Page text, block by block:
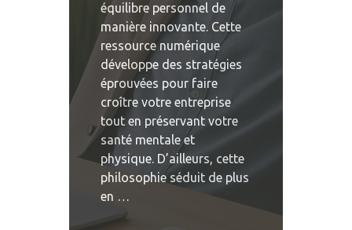
équilibre personnel de
manière innovante. Cette
ressource numérique
développe des stratégies
éprouvées pour faire
croître votre entreprise
tout en préservant votre
santé mentale et
physique. D’ailleurs, cette
philosophie séduit de plus
en …